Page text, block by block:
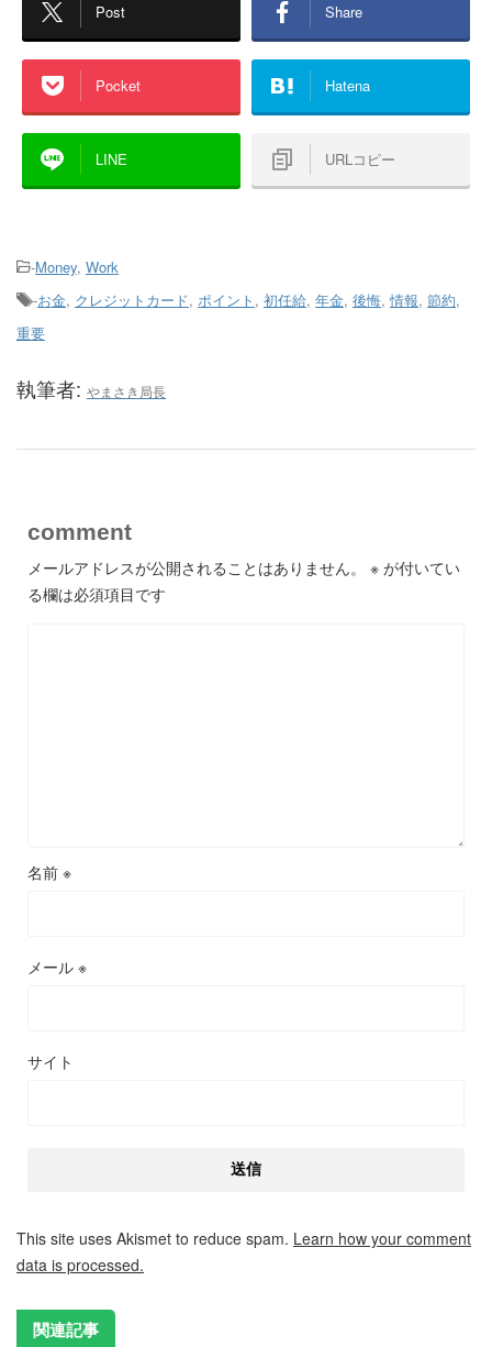
Post Share
Pocket Hatena
LINE URLコピー
-Money, Work
-お金, クレジットカード, ポイント , 初任給, 年金, 後悔, 情報, 節約,
重要
執筆者: やまさき局長
comment
メールアドレスが公開されることはありません。 ※ が付いてい
る欄は必須項目です
名前 ※
メール ※
サイト
This site uses Akismet to reduce spam. Learn how your comment
data is processed.
関連記事